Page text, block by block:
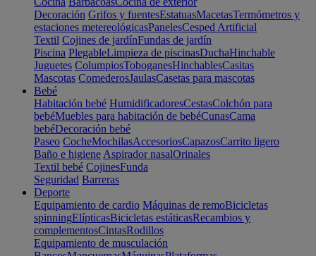
Decoración Grifos y fuentesEstatuasMacetasTermómetros y
estaciones metereológicasPanelesCesped Artificial
Textil Cojines de jardínFundas de jardín
Piscina PlegableLimpieza de piscinasDuchaHinchable
Juguetes ColumpiosToboganesHinchablesCasitas
Mascotas ComederosJaulasCasetas para mascotas
Bebé
Habitación bebé HumidificadoresCestasColchón para
bebéMuebles para habitación de bebéCunasCama
bebéDecoración bebé
Paseo CocheMochilasAccesoriosCapazosCarrito ligero
Baño e higiene Aspirador nasalOrinales
Textil bebé CojinesFunda
Seguridad Barreras
Deporte
Equipamiento de cardio Máquinas de remoBicicletas
spinningElípticasBicicletas estáticasRecambios y
complementosCintasRodillos
Equipamiento de musculación